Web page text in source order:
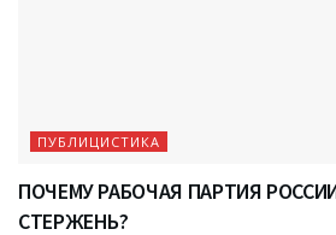
ПУБЛИЦИСТИКА
ПОЧЕМУ РАБОЧАЯ ПАРТИЯ
СТЕРЖЕНЬ?